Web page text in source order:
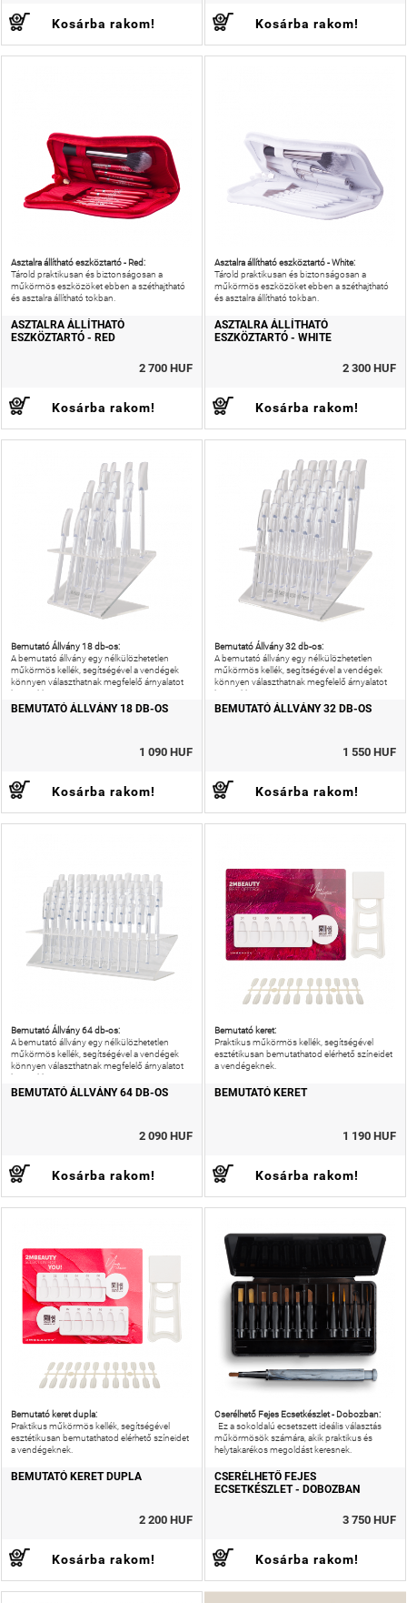
Kosárba rakom! Kosárba rakom!
Asztalra állítható eszköztartó - Red:
Tárold praktikusan és biztonságosan a
műkörmös eszközöket ebben a széthajtható
és asztalra állítható tokban.
ASZTALRA ÁLLÍTHATÓ
ESZKÖZTARTÓ - RED
2 700 HUF
Kosárba rakom!
Asztalra állítható eszköztartó - White:
Tárold praktikusan és biztonságosan a
műkörmös eszközöket ebben a széthajtható
és asztalra állítható tokban.
ASZTALRA ÁLLÍTHATÓ
ESZKÖZTARTÓ - WHITE
2 300 HUF
Kosárba rakom!
Bemutató Állvány 18 db-os:
A bemutató állvány egy nélkülözhetetlen
műkörmös kellék, segítségével a vendégek
könnyen választhatnak megfelelő árnyalatot
körmükhöz.
BEMUTATÓ ÁLLVÁNY 18 DB-OS
1 090 HUF
Kosárba rakom!
Bemutató Állvány 32 db-os:
A bemutató állvány egy nélkülözhetetlen
műkörmös kellék, segítségével a vendégek
könnyen választhatnak megfelelő árnyalatot
körmükhöz.
BEMUTATÓ ÁLLVÁNY 32 DB-OS
1 550 HUF
Kosárba rakom!
Bemutató Állvány 64 db-os:
A bemutató állvány egy nélkülözhetetlen
műkörmös kellék, segítségével a vendégek
könnyen választhatnak megfelelő árnyalatot
körmükhöz.
BEMUTATÓ ÁLLVÁNY 64 DB-OS
2 090 HUF
Kosárba rakom!
Bemutató keret:
Praktikus műkörmös kellék, segítségével
esztétikusan bemutathatod elérhető színeidet
a vendégeknek.
BEMUTATÓ KERET
1 190 HUF
Kosárba rakom!
Bemutató keret dupla:
Praktikus műkörmös kellék, segítségével
esztétikusan bemutathatod elérhető színeidet
a vendégeknek.
BEMUTATÓ KERET DUPLA
2 200 HUF
Kosárba rakom!
Cserélhető Fejes Ecsetkészlet - Dobozban:
Ez a sokoldalú ecsetszett ideális választás
műkörmösök számára, akik praktikus és
helytakarékos megoldást keresnek.
CSERÉLHETŐ FEJES
ECSETKÉSZLET - DOBOZBAN
3 750 HUF
Kosárba rakom!